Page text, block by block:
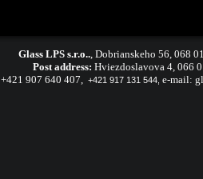
Glass LPS s.r.o.., Dobrianskeho 56, 068
Post address: Hviezdoslavova 4, 066
+421 907 640 407 +421 917 131 544, e-mail: